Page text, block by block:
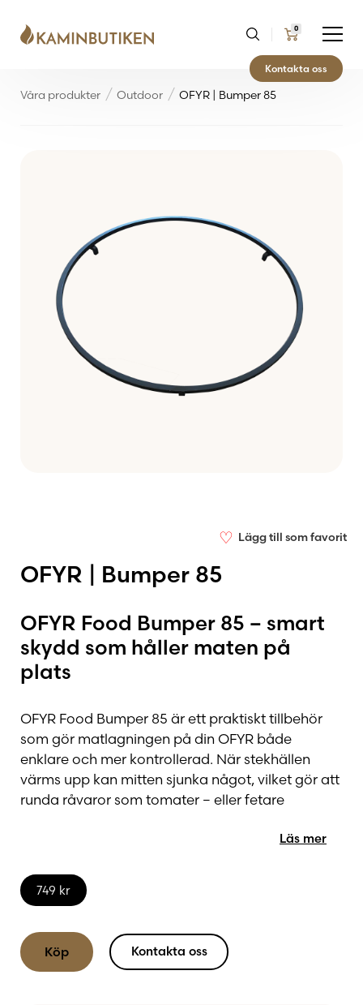
0
Kontakta oss
Våra produkter Outdoor OFYR | Bumper 85
♡ Lägg till som favorit
OFYR | Bumper 85
749 kr
OFYR Food Bumper 85 – smart
skydd som håller maten på
plats
OFYR Food Bumper 85 är ett praktiskt tillbehör
som gör matlagningen på din OFYR både
enklare och mer kontrollerad. När stekhällen
värms upp kan mitten sjunka något, vilket gör att
runda råvaror som tomater – eller fetare
upphöjd stålkant som effektivt håller maten på
plats på stekhällen. Det ger dig bättre kontroll
råvaror faller ner i elden.
Läs mer
Köp Kontakta oss